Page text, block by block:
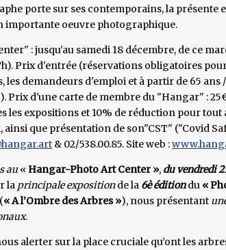
porte sur ses contemporains, la présente
importante oeuvre photographique.
: jusqu'au samedi 18 décembre, de ce
Prix d'entrée (réservations obligatoires
les demandeurs d'emploi et à partir de 65
Prix d'une carte de membre du "Hangar" :
les expositions et 10% de réduction pour tout
ainsi que présentation de son"CST" ("Covid
& 02/538.00.85. Site web :
au«Hangar-Photo Art Center », du vendredi
la principale expositionde la 6è éditiondu «
(« A l’Ombre des Arbres »), nous présentant
.
alerter sur la place cruciale qu’ont les